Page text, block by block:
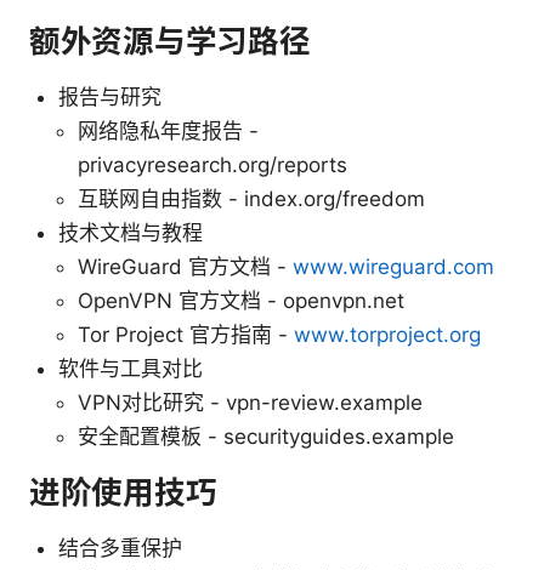
额外资源与学习路径
报告与研究
网络隐私年度报告 -
privacyresearch.org/reports
互联网自由指数 - index.org/freedom
技术文档与教程
WireGuard 官方文档 - www.wireguard.com
OpenVPN 官方文档 - openvpn.net
Tor Project 官方指南 - www.torproject.org
软件与工具对比
VPN对比研究 - vpn-review.example
安全配置模板 - securityguides.example
进阶使用技巧
结合多重保护